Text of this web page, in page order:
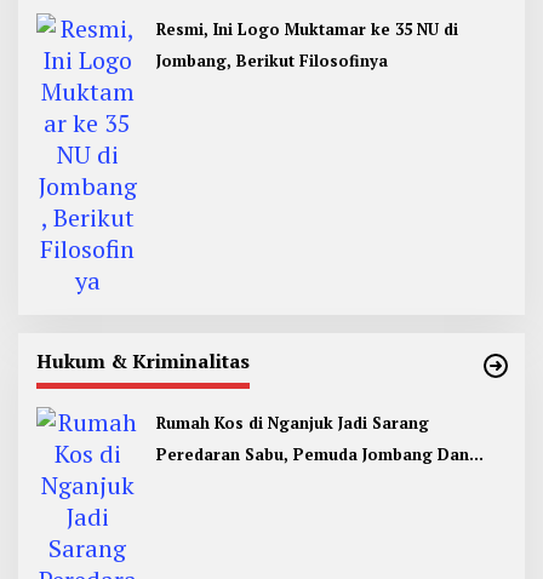
Resmi, Ini Logo Muktamar ke 35 NU di
Jombang, Berikut Filosofinya
Hukum & Kriminalitas
Rumah Kos di Nganjuk Jadi Sarang
Peredaran Sabu, Pemuda Jombang Dan